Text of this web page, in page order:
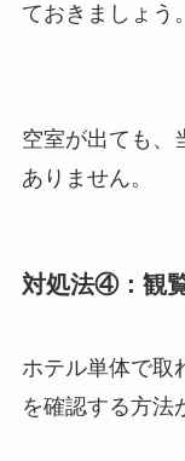
ておきましょう。
空室が出ても、
ありません。
対処法④：観
ホテル単体で取
を確認する方法